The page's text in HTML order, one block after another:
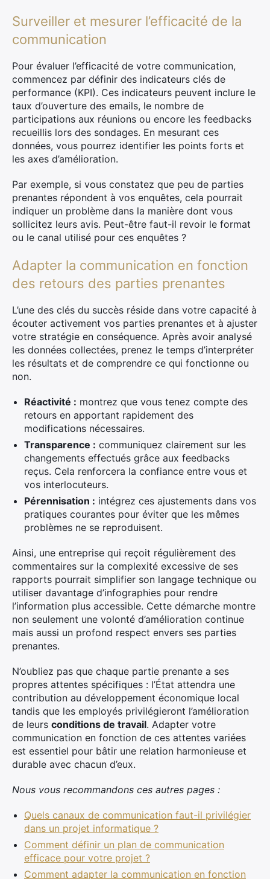
Surveiller et mesurer l’efficacité de la
communication
Pour évaluer l’efficacité de votre communication,
commencez par définir des indicateurs clés de
performance (KPI). Ces indicateurs peuvent inclure le
taux d’ouverture des emails, le nombre de
participations aux réunions ou encore les feedbacks
recueillis lors des sondages. En mesurant ces
données, vous pourrez identifier les points forts et
les axes d’amélioration.
Par exemple, si vous constatez que peu de parties
prenantes répondent à vos enquêtes, cela pourrait
indiquer un problème dans la manière dont vous
sollicitez leurs avis. Peut-être faut-il revoir le format
ou le canal utilisé pour ces enquêtes ?
Adapter la communication en fonction
des retours des parties prenantes
L’une des clés du succès réside dans votre capacité à
écouter activement vos parties prenantes et à ajuster
votre stratégie en conséquence. Après avoir analysé
les données collectées, prenez le temps d’interpréter
les résultats et de comprendre ce qui fonctionne ou
non.
Réactivité : montrez que vous tenez compte des
retours en apportant rapidement des
modifications nécessaires.
Transparence : communiquez clairement sur les
changements effectués grâce aux feedbacks
reçus. Cela renforcera la confiance entre vous et
vos interlocuteurs.
Pérennisation : intégrez ces ajustements dans vos
pratiques courantes pour éviter que les mêmes
problèmes ne se reproduisent.
Ainsi, une entreprise qui reçoit régulièrement des
commentaires sur la complexité excessive de ses
rapports pourrait simplifier son langage technique ou
utiliser davantage d’infographies pour rendre
l’information plus accessible. Cette démarche montre
non seulement une volonté d’amélioration continue
mais aussi un profond respect envers ses parties
prenantes.
N’oubliez pas que chaque partie prenante a ses
propres attentes spécifiques : l’État attendra une
contribution au développement économique local
tandis que les employés privilégieront l’amélioration
de leurs conditions de travail. Adapter votre
communication en fonction de ces attentes variées
est essentiel pour bâtir une relation harmonieuse et
durable avec chacun d’eux.
Nous vous recommandons ces autres pages :
Quels canaux de communication faut-il privilégier
dans un projet informatique ?
Comment définir un plan de communication
efficace pour votre projet ?
Comment adapter la communication en fonction